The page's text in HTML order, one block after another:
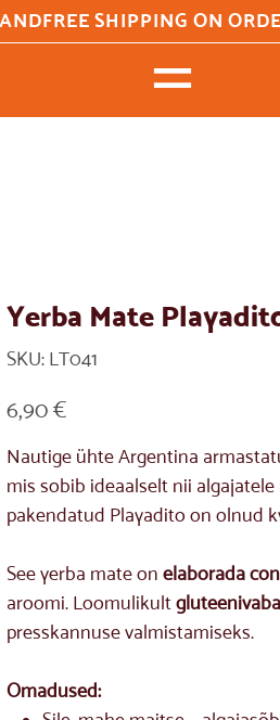
Yerba Mate
SKU:
LT041
LT041
6,90 €
Nautige ühte Argentina
mis sobib ideaalselt nii
pakendatud Playadito on olnud
See yerba mate onelaborada
aroomi. Loomulikultgluteenivaba
presskannuse valmistamiseks.
Omadused: